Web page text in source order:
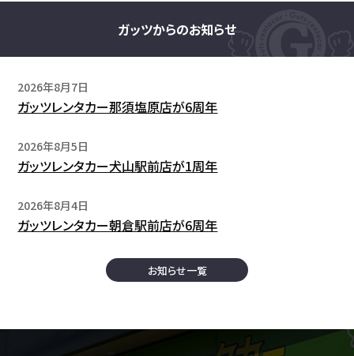
ガッツからのお知らせ
2026年8月7日
ガッツレンタカー那須塩原店が6周年
2026年8月5日
ガッツレンタカー犬山駅前店が1周年
2026年8月4日
ガッツレンタカー朝倉駅前店が6周年
お知らせ一覧